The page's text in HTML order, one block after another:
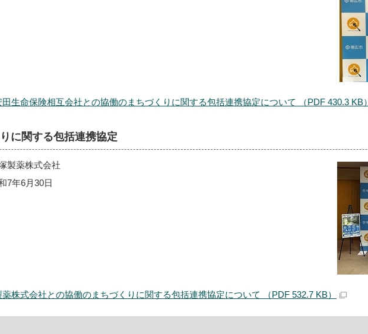
生命保険相互会社との協働のまちづくりに関する包括連携協定について （PDF 430.3 KB）
に関する包括連携協定
製薬株式会社
7年6月30日
株式会社との協働のまちづくりに関する包括連携協定について （PDF 532.7 KB）